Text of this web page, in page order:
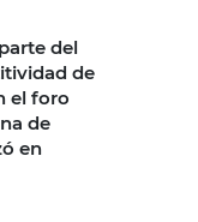
del
de
el foro
de
en